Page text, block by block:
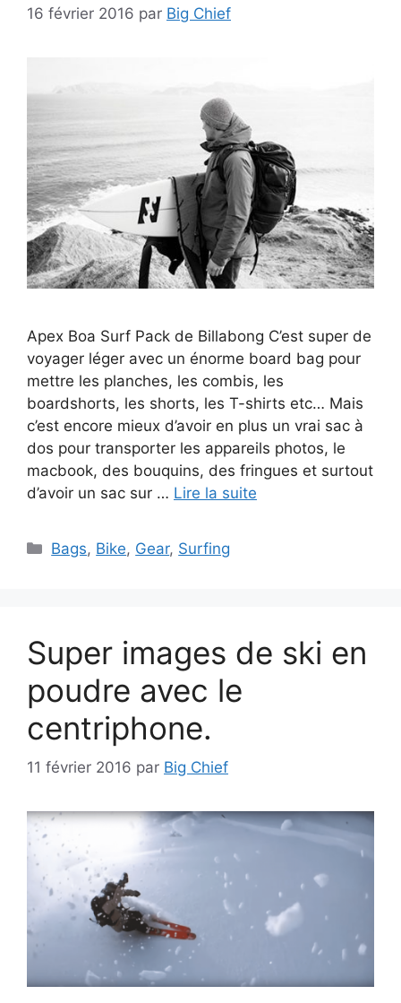
16 février 2016 par Big Chief
Apex Boa Surf Pack de Billabong C’est super de
voyager léger avec un énorme board bag pour
mettre les planches, les combis, les
boardshorts, les shorts, les T-shirts etc… Mais
c’est encore mieux d’avoir en plus un vrai sac à
dos pour transporter les appareils photos, le
macbook, des bouquins, des fringues et surtout
d’avoir un sac sur … Lire la suite
Catégories
Bags, Bike, Gear, Surfing
Super images de ski en
poudre avec le
centriphone.
11 février 2016 par Big Chief